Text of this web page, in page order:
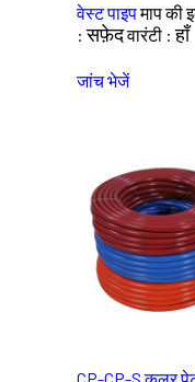
वेस्ट पाइपमाप की
:सफ़ेदवारंटी :हाँ
जांच भेजें